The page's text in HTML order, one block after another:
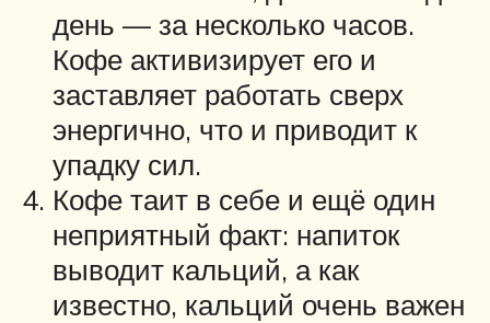
день — за несколько часов.
Кофе активизирует его и
заставляет работать сверх
энергично, что и приводит к
упадку сил.
Кофе таит в себе и ещё один
неприятный факт: напиток
выводит кальций, а как
известно, кальций очень важен